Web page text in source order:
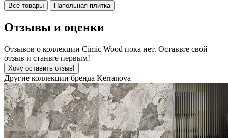
Все товары Напольная плитка
Отзывы и оценки
Отзывов о коллекции Cimic Wood пока нет. Оставьте свой
отзыв и станьте первым!
Хочу оставить отзыв!
Другие коллекции бренда Kerranova